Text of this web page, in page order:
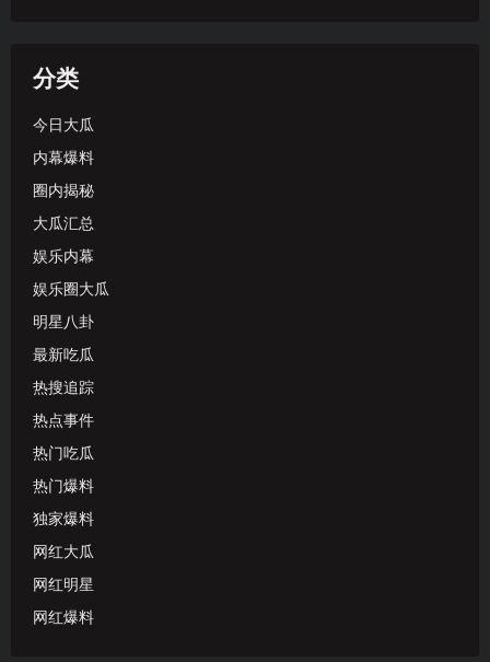
分类
今日大瓜
内幕爆料
圈内揭秘
大瓜汇总
娱乐内幕
娱乐圈大瓜
明星八卦
最新吃瓜
热搜追踪
热点事件
热门吃瓜
热门爆料
独家爆料
网红大瓜
网红明星
网红爆料